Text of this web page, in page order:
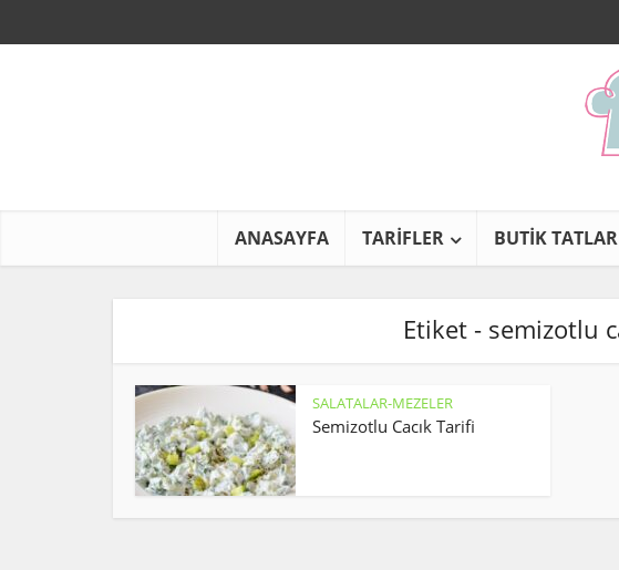
ANASAYFA TARİFLER BUTİK TATLAR
Etiket - semizotlu
SALATALAR-MEZELER
Semizotlu Cacık Tarifi